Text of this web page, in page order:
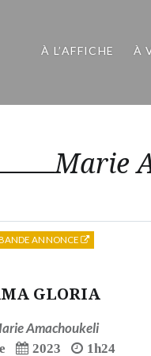
À L’AFFICHE À
Marie
GLORIA
Amachoukeli
2023
1h24
ANNONCE